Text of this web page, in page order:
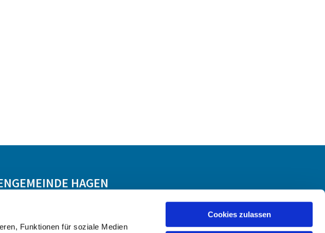
Funktionen für soziale Medien
Cookies zulassen
HAGEN